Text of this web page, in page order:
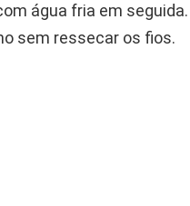
água fria em
sem ressecar os fios.